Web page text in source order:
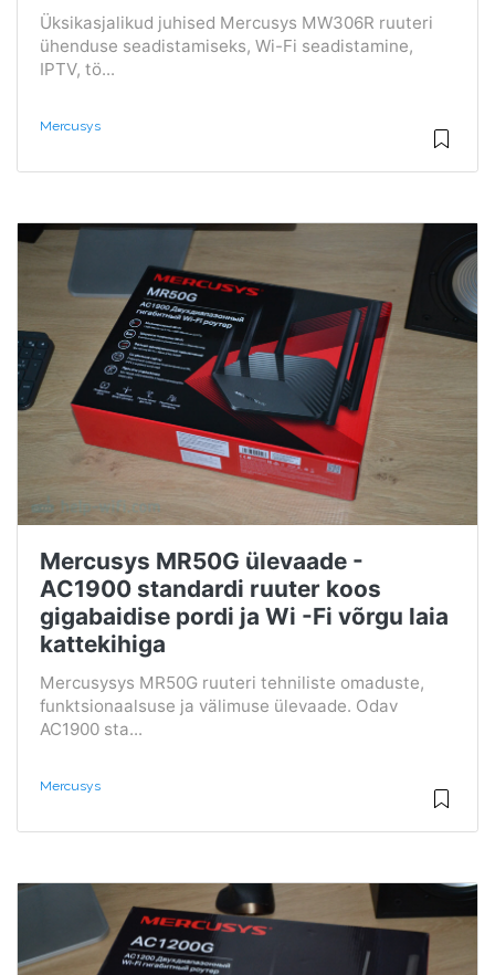
Üksikasjalikud juhised Mercusys MW306R ruuteri
ühenduse seadistamiseks, Wi-Fi seadistamine,
IPTV, tö...
Mercusys
Mercusys MR50G ülevaade -
AC1900 standardi ruuter koos
gigabaidise pordi ja Wi -Fi võrgu laia
kattekihiga
Mercusysys MR50G ruuteri tehniliste omaduste,
funktsionaalsuse ja välimuse ülevaade. Odav
AC1900 sta...
Mercusys